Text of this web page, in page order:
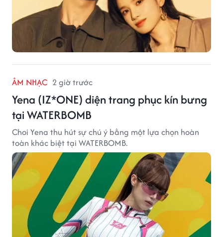
ÂM NHẠC 2 giờ trước
Yena (IZ*ONE) diện trang phục kín bưng
tại WATERBOMB
Choi Yena thu hút sự chú ý bằng một lựa chọn hoàn
toàn khác biệt tại WATERBOMB.